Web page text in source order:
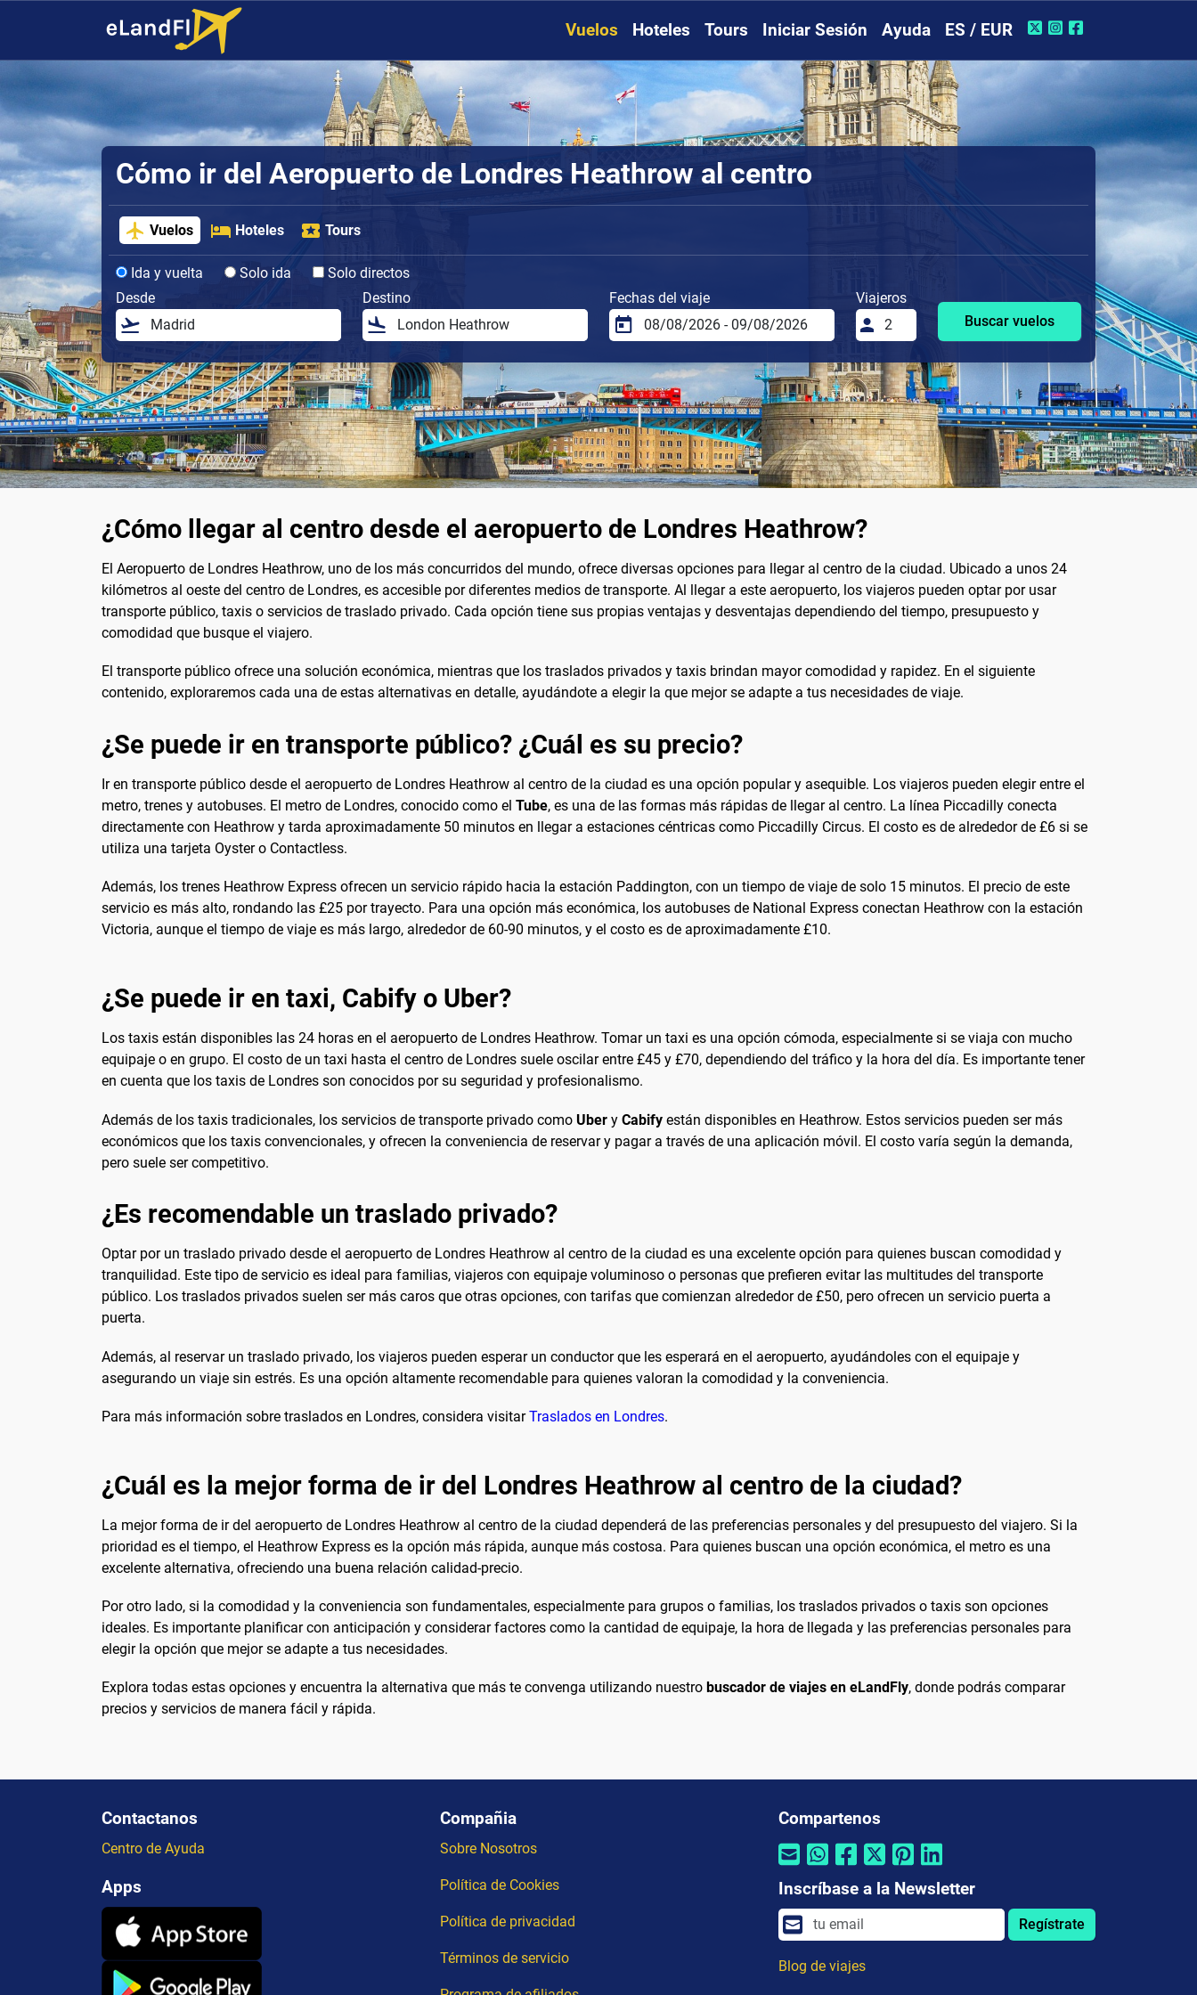
Vuelos Hoteles Tours Iniciar Sesión Ayuda ES / EUR
Cómo ir del Aeropuerto de Londres Heathrow al centro
Vuelos Hoteles Tours
Ida y vuelta Solo ida
Solo directos
Desde
Destino Fechas del viaje
Viajeros
Buscar vuelos
¿Cómo llegar al centro desde el aeropuerto de Londres Heathrow?
El Aeropuerto de Londres Heathrow, uno de los más concurridos del mundo, ofrece diversas opciones para llegar al centro de la ciudad. Ubicado a unos 24
kilómetros al oeste del centro de Londres, es accesible por diferentes medios de transporte. Al llegar a este aeropuerto, los viajeros pueden optar por usar
transporte público, taxis o servicios de traslado privado. Cada opción tiene sus propias ventajas y desventajas dependiendo del tiempo, presupuesto y
comodidad que busque el viajero.
El transporte público ofrece una solución económica, mientras que los traslados privados y taxis brindan mayor comodidad y rapidez. En el siguiente
contenido, exploraremos cada una de estas alternativas en detalle, ayudándote a elegir la que mejor se adapte a tus necesidades de viaje.
¿Se puede ir en transporte público? ¿Cuál es su precio?
Ir en transporte público desde el aeropuerto de Londres Heathrow al centro de la ciudad es una opción popular y asequible. Los viajeros pueden elegir entre el
metro, trenes y autobuses. El metro de Londres, conocido como el Tube, es una de las formas más rápidas de llegar al centro. La línea Piccadilly conecta
directamente con Heathrow y tarda aproximadamente 50 minutos en llegar a estaciones céntricas como Piccadilly Circus. El costo es de alrededor de £6 si se
utiliza una tarjeta Oyster o Contactless.
Además, los trenes Heathrow Express ofrecen un servicio rápido hacia la estación Paddington, con un tiempo de viaje de solo 15 minutos. El precio de este
servicio es más alto, rondando las £25 por trayecto. Para una opción más económica, los autobuses de National Express conectan Heathrow con la estación
Victoria, aunque el tiempo de viaje es más largo, alrededor de 60-90 minutos, y el costo es de aproximadamente £10.
¿Se puede ir en taxi, Cabify o Uber?
Los taxis están disponibles las 24 horas en el aeropuerto de Londres Heathrow. Tomar un taxi es una opción cómoda, especialmente si se viaja con mucho
equipaje o en grupo. El costo de un taxi hasta el centro de Londres suele oscilar entre £45 y £70, dependiendo del tráfico y la hora del día. Es importante tener
en cuenta que los taxis de Londres son conocidos por su seguridad y profesionalismo.
Además de los taxis tradicionales, los servicios de transporte privado como Uber y Cabify están disponibles en Heathrow. Estos servicios pueden ser más
económicos que los taxis convencionales, y ofrecen la conveniencia de reservar y pagar a través de una aplicación móvil. El costo varía según la demanda,
pero suele ser competitivo.
¿Es recomendable un traslado privado?
Optar por un traslado privado desde el aeropuerto de Londres Heathrow al centro de la ciudad es una excelente opción para quienes buscan comodidad y
tranquilidad. Este tipo de servicio es ideal para familias, viajeros con equipaje voluminoso o personas que prefieren evitar las multitudes del transporte
público. Los traslados privados suelen ser más caros que otras opciones, con tarifas que comienzan alrededor de £50, pero ofrecen un servicio puerta a
puerta.
Además, al reservar un traslado privado, los viajeros pueden esperar un conductor que les esperará en el aeropuerto, ayudándoles con el equipaje y
asegurando un viaje sin estrés. Es una opción altamente recomendable para quienes valoran la comodidad y la conveniencia.
Para más información sobre traslados en Londres, considera visitarTraslados en Londres.
¿Cuál es la mejor forma de ir del Londres Heathrow al centro de la ciudad?
La mejor forma de ir del aeropuerto de Londres Heathrow al centro de la ciudad dependerá de las preferencias personales y del presupuesto del viajero. Si la
prioridad es el tiempo, el Heathrow Express es la opción más rápida, aunque más costosa. Para quienes buscan una opción económica, el metro es una
excelente alternativa, ofreciendo una buena relación calidad-precio.
Por otro lado, si la comodidad y la conveniencia son fundamentales, especialmente para grupos o familias, los traslados privados o taxis son opciones
ideales. Es importante planificar con anticipación y considerar factores como la cantidad de equipaje, la hora de llegada y las preferencias personales para
elegir la opción que mejor se adapte a tus necesidades.
Explora todas estas opciones y encuentra la alternativa que más te convenga utilizando nuestro buscador de viajes en eLandFly, donde podrás comparar
precios y servicios de manera fácil y rápida.
Contactanos
Centro de Ayuda
Apps
Compañia
Sobre Nosotros
Política de Cookies
Política de privacidad
Términos de servicio
Compartenos
Inscríbase a la Newsletter
Regístrate
Blog de viajes